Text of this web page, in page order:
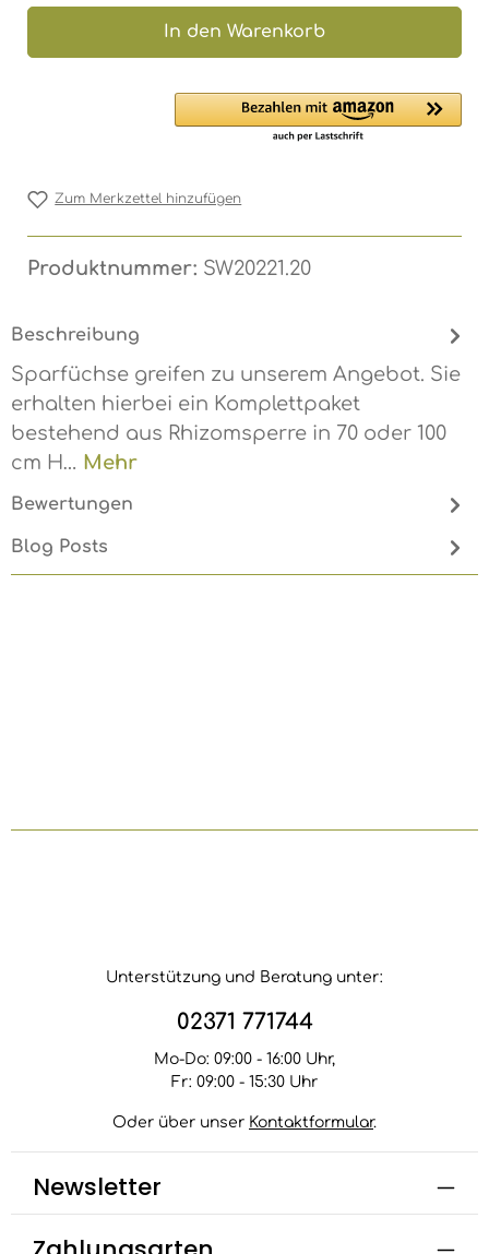
In den Warenkorb
Zum Merkzettel hinzufügen
Produktnummer: SW20221.20
Beschreibung
Sparfüchse greifen zu unserem Angebot. Sie
erhalten hierbei ein Komplettpaket
bestehend aus Rhizomsperre in 70 oder 100
cm H… Mehr
Bewertungen
Blog Posts
Unterstützung und Beratung unter:
02371 771744
Mo-Do: 09:00 - 16:00 Uhr,
Fr: 09:00 - 15:30 Uhr
Oder über unser Kontaktformular.
Newsletter